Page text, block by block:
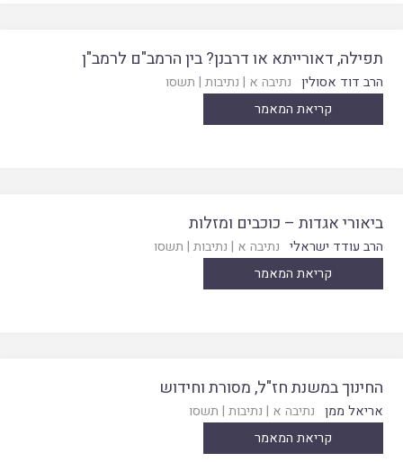
תפילה, דאורייתא או דרבנן? בין הרמב"ם לרמב"ן
הרב דוד אסולין נתיבה א | נתיבות | תשסו
קריאת המאמר
ביאורי אגדות – כוכבים ומזלות
הרב עודד ישראלי נתיבה א | נתיבות | תשסו
קריאת המאמר
החינוך במשנת חז"ל, מסורת וחידוש
אריאל ממן נתיבה א | נתיבות | תשסו
קריאת המאמר